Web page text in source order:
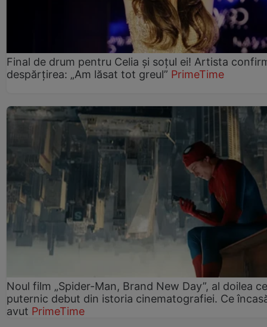
Final de drum pentru Celia și soțul ei! Artista
despărțirea: „Am lăsat tot greul” PrimeTime
Noul film „Spider-Man, Brand New Day”, al doilea
puternic debut din istoria cinematografiei. Ce
avut PrimeTime